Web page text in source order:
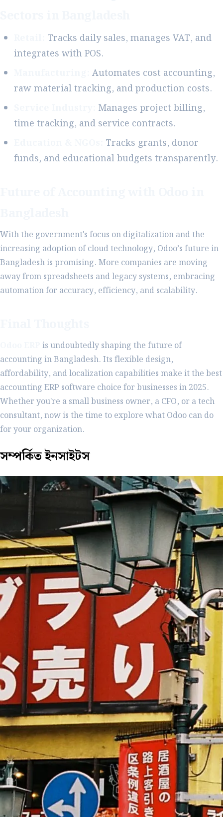
Tracks daily sales, manages VAT, and
integrates with POS.
Automates cost accounting,
raw material tracking, and production costs.
Manages project billing,
time tracking, and service contracts.
Tracks grants, donor
funds, and educational budgets transparently.
With the government's focus on digitalization and the
increasing adoption of cloud technology, Odoo’s future in
Bangladesh is promising. More companies are moving
away from spreadsheets and legacy systems, embracing
automation for accuracy, efficiency, and scalability.
is undoubtedly shaping the future of
accounting in Bangladesh. Its flexible design,
affordability, and localization capabilities make it the best
accounting ERP software choice for businesses in 2025.
Whether you're a small business owner, a CFO, or a tech
consultant, now is the time to explore what Odoo can do
for your organization.
সম্পর্কিতইনসাইটস